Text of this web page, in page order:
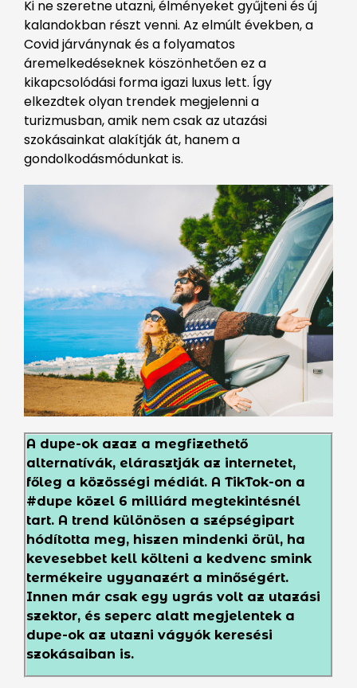
Ki ne szeretne utazni, élményeket gyűjteni és új
kalandokban részt venni. Az elmúlt években, a
Covid járványnak és a folyamatos
áremelkedéseknek köszönhetően ez a
kikapcsolódási forma igazi luxus lett. Így
elkezdtek olyan trendek megjelenni a
turizmusban, amik nem csak az utazási
szokásainkat alakítják át, hanem a
gondolkodásmódunkat is.
A dupe-ok azaz a megfizethető
alternatívák, elárasztják az internetet,
főleg a közösségi médiát. A TikTok-on a
#dupe közel 6 milliárd megtekintésnél
tart. A trend különösen a szépségipart
hódította meg, hiszen mindenki örül, ha
kevesebbet kell költeni a kedvenc smink
termékeire ugyanazért a minőségért.
Innen már csak egy ugrás volt az utazási
szektor, és seperc alatt megjelentek a
dupe-ok az utazni vágyók keresési
szokásaiban is.